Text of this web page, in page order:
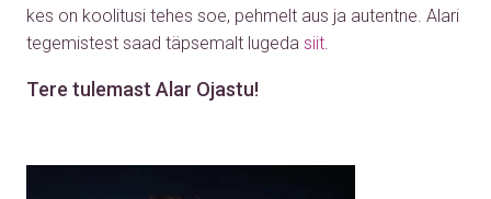
kes on koolitusi tehes soe, pehmelt aus ja autentne. Alari
tegemistest saad täpsemalt lugeda siit.
Tere tulemast Alar Ojastu!